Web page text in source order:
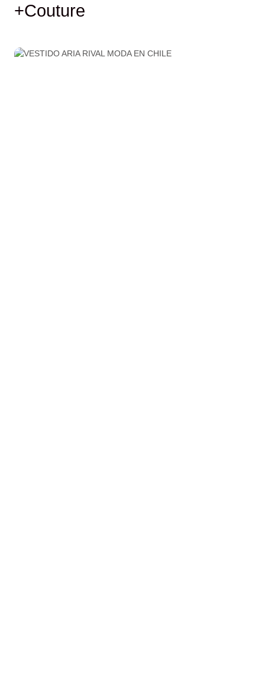
+Couture